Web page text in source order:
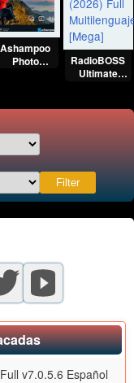
Ashampoo
Photo
[Mega]
RadioBOSS
Ultimate
[Mega]
v7.0.5.6 Español